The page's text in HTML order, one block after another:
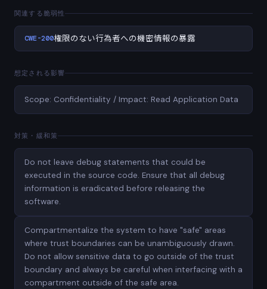
関連する脆弱性
CWE-200権限のない行為者への機密情報の暴露
想定される影響
Scope: Confidentiality / Impact: Read Application Data
対策・緩和策
Do not leave debug statements that could be
executed in the source code. Ensure that all debug
information is eradicated before releasing the
software.
Compartmentalize the system to have "safe" areas
where trust boundaries can be unambiguously drawn.
Do not allow sensitive data to go outside of the trust
boundary and always be careful when interfacing with a
compartment outside of the safe area.